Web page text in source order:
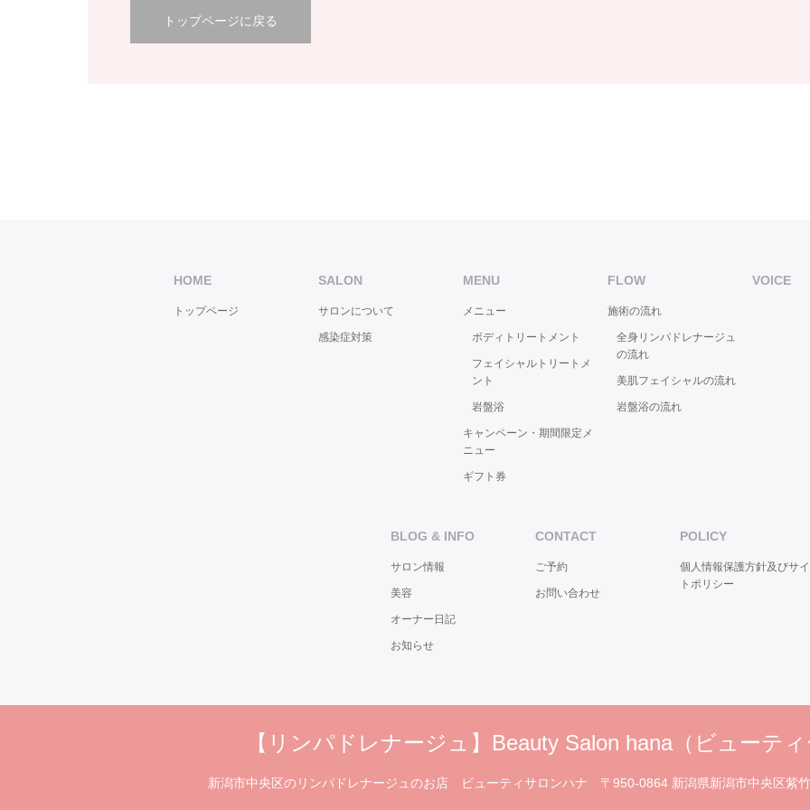
トップページに戻る
HOME
トップページ
SALON
サロンについて
感染症対策
MENU
メニュー
ボディトリートメント
フェイシャルトリートメ
ント
岩盤浴
キャンペーン・期間限定メ
ニュー
ギフト券
FLOW
施術の流れ
全身リンパドレナージュ
の流れ
美肌フェイシャルの流れ
岩盤浴の流れ
VOICE
BLOG & INFO
サロン情報
美容
オーナー日記
お知らせ
CONTACT
ご予約
お問い合わせ
POLICY
個人情報保護方針及びサイ
トポリシー
【リンパドレナージュ】Beauty Salon hana（ビューティ
新潟市中央区のリンパドレナージュのお店 ビューティサロンハナ 〒950-0864 新潟県新潟市中央区紫